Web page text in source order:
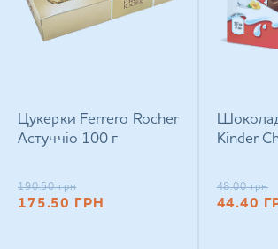
Цукерки Ferrero Rocher
Астуччіо 100 г
190.50 грн
175.50 ГРН
Kinder
48.00 грн
44.40